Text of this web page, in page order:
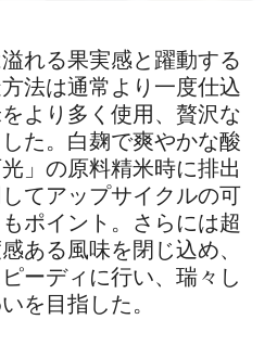
れる果実感と躍動する
法は通常より一度仕込
より多く使用、贅沢な
た。白麹で爽やかな酸
」の原料精米時に排出
てアップサイクルの可
ポイント。さらには超
ある風味を閉じ込め、
ーディに行い、瑞々し
を目指した。